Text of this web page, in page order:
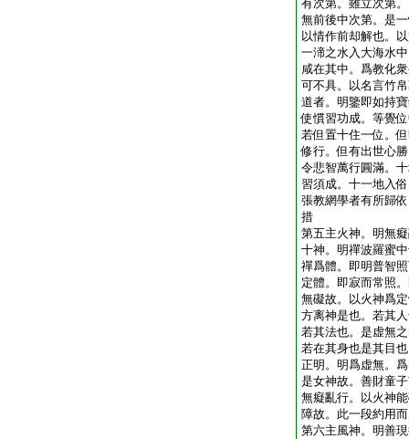
有次第。雖立次第
無前後中次第。是
以情作前却解也。
一渧之水入大海水
咸在其中。爲教化
可不具。以名言竹
道者。明鑒即如持
使慣習功成。等覺
若但置十住一位。
修行。但有出世心
令悲智萬行圓滿。
習須成。十一地入
張教網學者有所歸
措
第五主火神。明無
十神。明禪波羅蜜
禪爲體。即明普智
定體。即寂而常照
無礙故。以火神爲
方离神是也。若其
若其法也。是虚無
若在其身也是其目
正明。明爲虚無。
是女神故。善財童
無癡亂行。以火神
障故。此一段約用
第六主風神。明善